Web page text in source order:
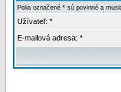
Polia označené * sú povinné a
Užívateľ: *
E-mailová adresa: *